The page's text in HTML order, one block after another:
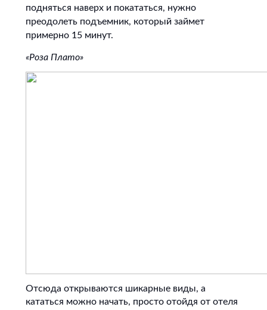
подняться наверх и покататься, нужно
преодолеть подъемник, который займет
примерно 15 минут.
«Роза Плато»
Отсюда открываются шикарные виды, а
кататься можно начать, просто отойдя от отеля